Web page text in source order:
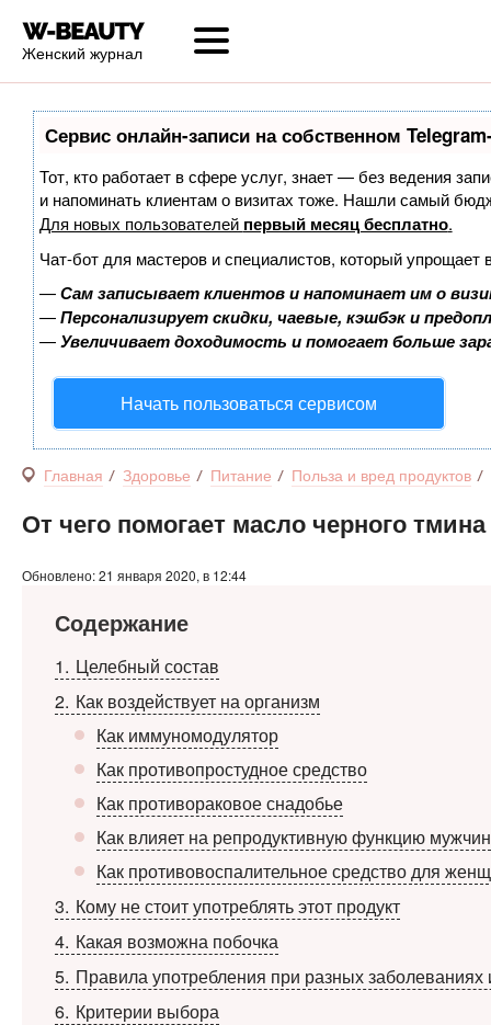
Женский журнал
Сервис онлайн-записи на собственном
Тот, кто работает в сфере услуг, знает — без ведения
и напоминать клиентам о визитах тоже. Нашли самый
Для новых пользователей первый месяц бесплатно.
Чат-бот для мастеров и специалистов, который упрощает
—Сам записывает клиентов и напоминает им о
—Персонализирует скидки, чаевые, кэшбэк и
—Увеличивает доходимость и помогает больше
Начать пользоваться сервисом
Главная Здоровье Питание Польза и вред продуктов
От чего помогает масло черного тмина
Обновлено: 21 января 2020, в 12:44
Содержание
1
Целебный состав
2 Как воздействует на организм
Как иммуномодулятор
Как противопростудное средство
Как противораковое снадобье
Как влияет на репродуктивную функцию мужчин
Как противовоспалительное средство для
3 Кому не стоит употреблять этот продукт
4 Какая возможна побочка
5 Правила употребления при разных заболеваниях
6 Критерии выбора